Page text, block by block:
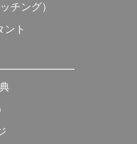
チング）
ント